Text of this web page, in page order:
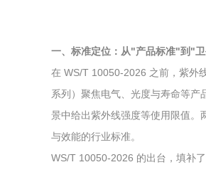
一、标准定位：从"产品标准"到"
在 WS/T 10050-2026 之前，紫外
系列）聚焦电气、光度与寿命等
景中给出紫外线强度等使用限值。
与效能的行业标准。
WS/T 10050-2026 的出台，填补